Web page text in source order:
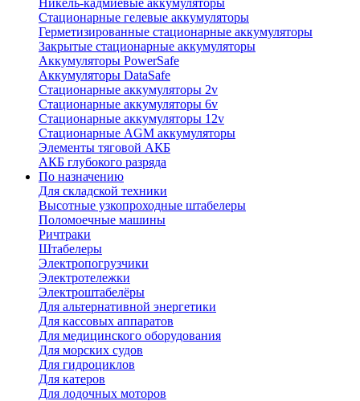
Никель-кадмиевые аккумуляторы
Стационарные гелевые аккумуляторы
Герметизированные стационарные аккумуляторы
Закрытые стационарные аккумуляторы
Аккумуляторы PowerSafe
Аккумуляторы DataSafe
Стационарные аккумуляторы 2v
Стационарные аккумуляторы 6v
Стационарные аккумуляторы 12v
Стационарные AGM аккумуляторы
Элементы тяговой АКБ
АКБ глубокого разряда
По назначению
Для складской техники
Высотные узкопроходные штабелеры
Поломоечные машины
Ричтраки
Штабелеры
Электропогрузчики
Электротележки
Электроштабелёры
Для альтернативной энергетики
Для кассовых аппаратов
Для медицинского оборудования
Для морских судов
Для гидроциклов
Для катеров
Для лодочных моторов